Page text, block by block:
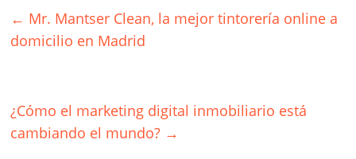
← Mr. Mantser Clean, la mejor tintorería online a
domicilio en Madrid
¿Cómo el marketing digital inmobiliario está
cambiando el mundo? →